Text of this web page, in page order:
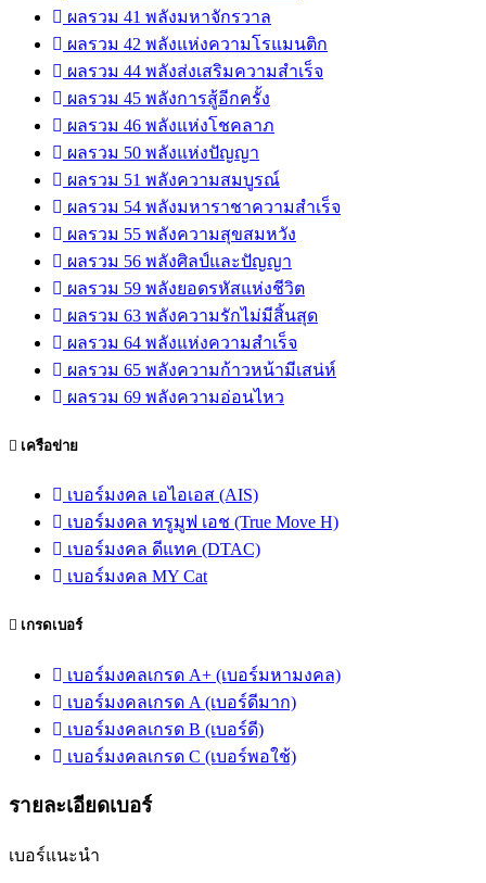
ผลรวม 41 พลังมหาจักรวาล
ผลรวม 42 พลังแห่งความโรแมนติก
ผลรวม 44 พลังส่งเสริมความสำเร็จ
ผลรวม 45 พลังการสู้อีกครั้ง
ผลรวม 46 พลังแห่งโชคลาภ
ผลรวม 50 พลังแห่งปัญญา
ผลรวม 51 พลังความสมบูรณ์
ผลรวม 54 พลังมหาราชาความสำเร็จ
ผลรวม 55 พลังความสุขสมหวัง
ผลรวม 56 พลังศิลป์และปัญญา
ผลรวม 59 พลังยอดรหัสแห่งชีวิต
ผลรวม 63 พลังความรักไม่มีสิ้นสุด
ผลรวม 64 พลังแห่งความสำเร็จ
ผลรวม 65 พลังความก้าวหน้ามีเสน่ห์
ผลรวม 69 พลังความอ่อนไหว
เครือข่าย
เบอร์มงคล เอไอเอส (AIS)
เบอร์มงคล ทรูมูฟ เอช (True Move H)
เบอร์มงคล ดีแทค (DTAC)
เบอร์มงคล MY Cat
เกรดเบอร์
เบอร์มงคลเกรด A+ (เบอร์มหามงคล)
เบอร์มงคลเกรด A (เบอร์ดีมาก)
เบอร์มงคลเกรด B (เบอร์ดี)
เบอร์มงคลเกรด C (เบอร์พอใช้)
รายละเอียดเบอร์
เบอร์แนะนำ